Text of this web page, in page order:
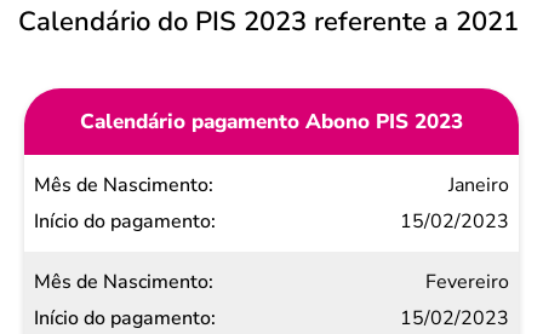
Calendário do PIS 2023 referente a 2021
Calendário pagamento Abono PIS 2023
Mês de
Nascimento
pagamento
Janeiro
15/02/2023
Fevereiro
15/02/2023